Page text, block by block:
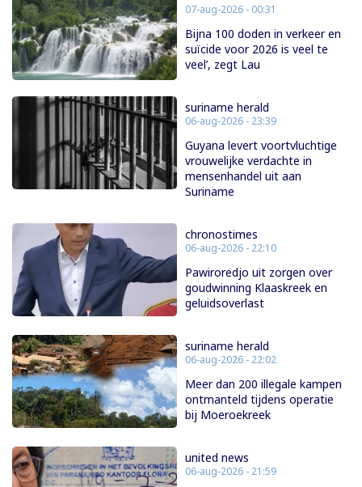
07-aug-2026 - 00:31
Bijna 100 doden in verkeer en
suïcide voor 2026 is veel te
veel’, zegt Lau
suriname herald
06-aug-2026 - 23:39
Guyana levert voortvluchtige
vrouwelijke verdachte in
mensenhandel uit aan
Suriname
chronostimes
06-aug-2026 - 22:10
Pawiroredjo uit zorgen over
goudwinning Klaaskreek en
geluidsoverlast
suriname herald
06-aug-2026 - 22:02
Meer dan 200 illegale kampen
ontmanteld tijdens operatie
bij Moeroekreek
united news
06-aug-2026 - 21:59